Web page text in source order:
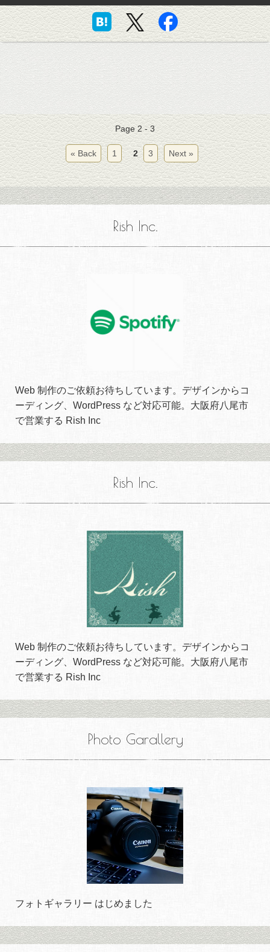
Page 2 - 3
« Back 1 2 3 Next »
Rish Inc.
Web 制作のご依頼お待ちしています。デザインからコ
ーディング、WordPress など対応可能。大阪府八尾市
で営業する Rish Inc
Rish Inc.
Web 制作のご依頼お待ちしています。デザインからコ
ーディング、WordPress など対応可能。大阪府八尾市
で営業する Rish Inc
Photo Garallery
フォトギャラリー はじめました